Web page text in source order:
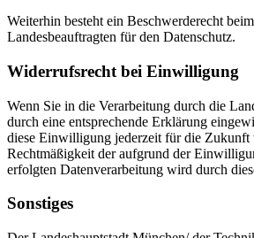
Weiterhin besteht ein Beschwerderecht
Landesbeauftragten für den Datenschutz.
Widerrufsrecht bei Einwilligung
Wenn Sie in die Verarbeitung durch die
durch eine entsprechende Erklärung
diese Einwilligung jederzeit für die
Rechtmäßigkeit der aufgrund der
erfolgten Datenverarbeitung wird durch
Sonstiges